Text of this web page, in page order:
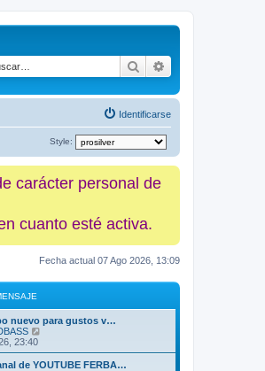
Buscar
Identificarse
Style:
carácter personal de
cuanto esté activa.
Fecha actual 07 Ago 2026, 13:09
nuevo para gustos v…
r
ú
23:40
de YOUTUBE FERBA…